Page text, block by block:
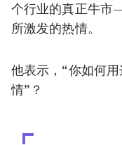
个行业的真正牛市
所激发的热情。
他表示， “你如何
情” ？